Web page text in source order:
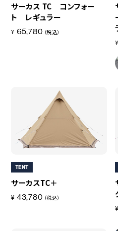
重量
〇総重量
（約）1.57kg
収納ケース
原産国
ベトナム
サーカス TC コンフォー
ト レギュラー
¥ 65,780 （税込）
¥
TENT
サーカスTC＋
¥ 43,780 （税込）
¥